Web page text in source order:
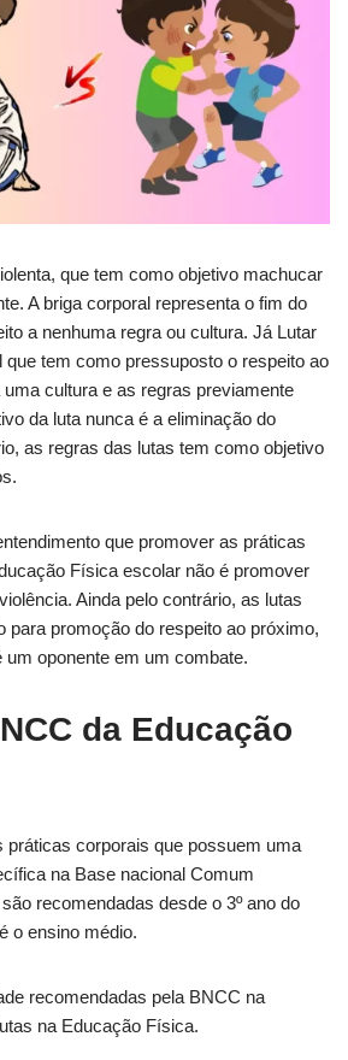
que tem como objetivo machucar
A briga corporal representa o fim do
a nenhuma regra ou cultura. Já Lutar
que tem como pressuposto o respeito ao
cultura e as regras previamente
da luta nunca é a eliminação do
as regras das lutas tem como objetivo
que promover as práticas
Física escolar não é promover
Ainda pelo contrário, as lutas
para promoção do respeito ao próximo,
um oponente em um combate.
da Educação
práticas corporais que possuem uma
na Base nacional Comum
são recomendadas desde o 3º ano do
o ensino médio.
recomendadas pela BNCC na
na Educação Física.